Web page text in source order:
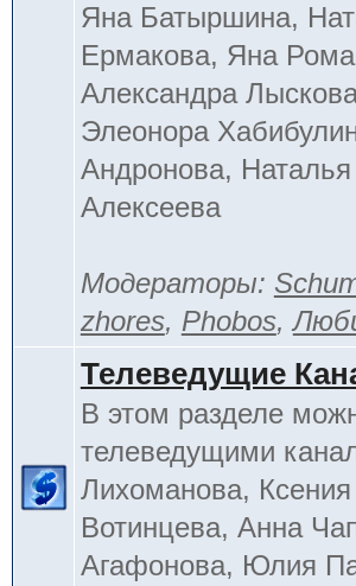
Яна Батыршина,
Ермакова, Яна
Александра
Элеонора
Андронова,
Алексеева
Модераторы:
zhores, Phobos,
Телеведущие
В этом разделе
телеведущими
Лихоманова,
Вотинцева, Анна
Агафонова, Юлия